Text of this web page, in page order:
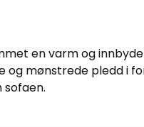
en varm og
mønstrede pledd i